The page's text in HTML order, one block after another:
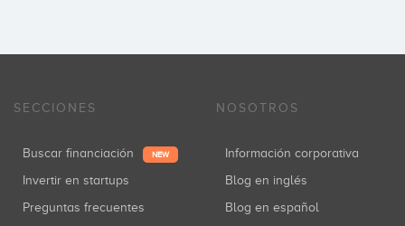
SECCIONES
Buscar financiación NEW
Invertir en startups
Preguntas frecuentes
NOSOTROS
Información corporativa
Blog en inglés
Blog en español